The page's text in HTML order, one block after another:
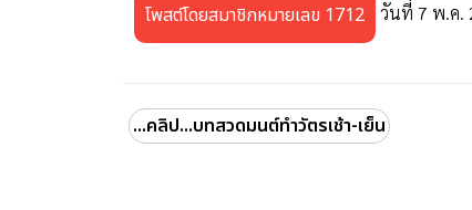
โพสต์โดยสมาชิกหมายเลข 1712 วันที่ 7 พ.ค.
...คลิป...บทสวดมนต์ทำวัตรเช้า-เย็น